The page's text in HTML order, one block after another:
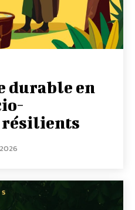
durable en
résilients